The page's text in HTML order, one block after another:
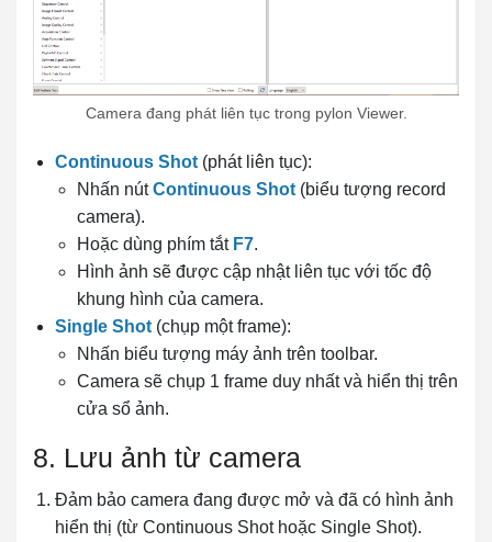
Camera đang phát liên tục trong pylon Viewer.
Continuous Shot (phát liên tục):
Nhấn nútContinuous Shot (biểu tượng record
camera).
Hoặc dùng phím tắt F7.
Hình ảnh sẽ được cập nhật liên tục với tốc độ
khung hình của camera.
Single Shot (chụp một frame):
Nhấn biểu tượng máy ảnh trên toolbar.
Camera sẽ chụp 1 frame duy nhất và hiển thị trên
cửa sổ ảnh.
8. Lưu ảnh từ camera
Đảm bảo camera đang được mở và đã có hình ảnh
hiển thị (từ Continuous Shot hoặc Single Shot).